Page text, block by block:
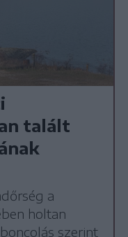
talált
a
holtan
szerint